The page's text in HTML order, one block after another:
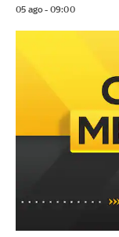
05 ago - 09:00